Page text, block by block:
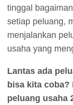
tinggal
setiap peluang,
menjalankan
usaha yang
Lantas ada
bisa kita coba?
peluang usaha